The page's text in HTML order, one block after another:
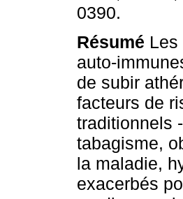
0390.
Résumé
auto-
de subir
facteurs de
traditionnels
tabagisme,
la maladie,
exacerbés